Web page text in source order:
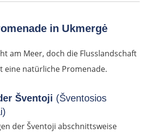
in Ukmergė
am Meer, doch die Flusslandschaft
eine natürliche Promenade.
Šventoji (Šventosios
der Šventoji abschnittsweise